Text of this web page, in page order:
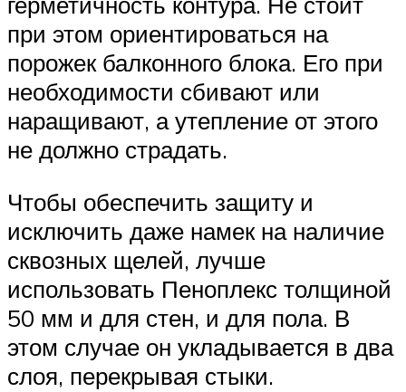
при этом ориентироваться на
порожек балконного блока. Его при
необходимости сбивают или
наращивают, а утепление от этого
не должно страдать.
Чтобы обеспечить защиту и
исключить даже намек на наличие
сквозных щелей, лучше
использовать Пеноплекс толщиной
50 мм и для стен, и для пола. В
этом случае он укладывается в два
слоя, перекрывая стыки.